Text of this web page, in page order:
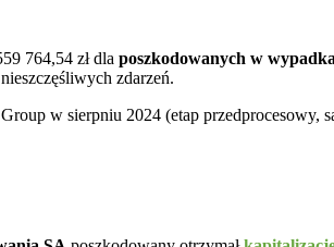
764,54 zł dla poszkodowanych w
zdarzeń.
w sierpniu 2024 (etap przedprocesowy,